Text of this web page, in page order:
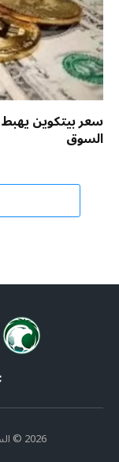
السوق
2026 © السعودية خبر. جميع حقوق النشر محفوظة.